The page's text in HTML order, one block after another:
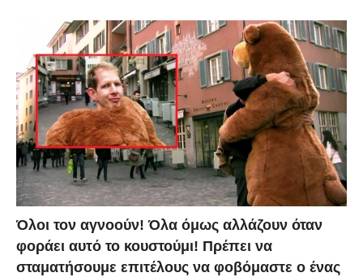
Όλοι τον αγνοούν! Όλα όμως αλλάζουν όταν
φοράει αυτό το κουστούμι! Πρέπει να
σταματήσουμε επιτέλους να φοβόμαστε ο ένας